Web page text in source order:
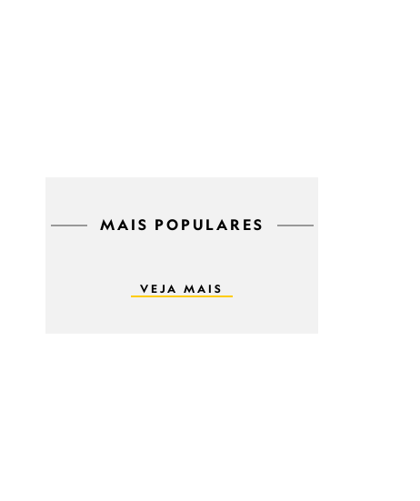
MAIS POPULARES
VEJA MAIS